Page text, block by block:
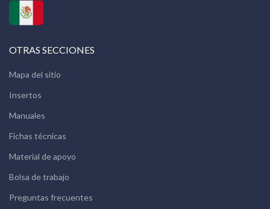
OTRAS SECCIONES
Mapa del sitio
Insertos
Manuales
Fichas técnicas
Material de apoyo
Bolsa de trabajo
Preguntas frecuentes